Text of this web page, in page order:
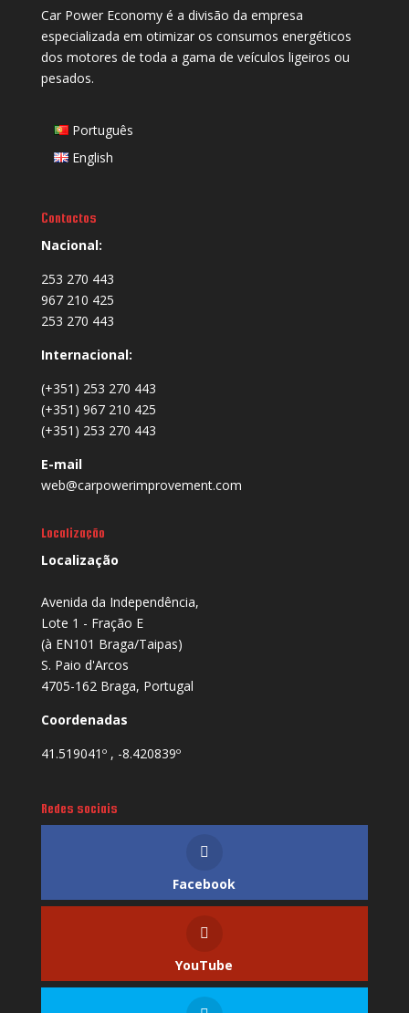
Car Power Economy é a divisão da empresa
especializada em otimizar os consumos energéticos
dos motores de toda a gama de veículos ligeiros ou
pesados.
Português
English
Contactos
Nacional:
253 270 443
967 210 425
253 270 443
Internacional:
(+351) 253 270 443
(+351) 967 210 425
(+351) 253 270 443
E-mail
web@carpowerimprovement.com
Localização
Localização
Avenida da Independência,
Lote 1 - Fração E
(à EN101 Braga/Taipas)
S. Paio d'Arcos
4705-162 Braga, Portugal
Coordenadas
41.519041º , -8.420839º
Redes sociais
Facebook
YouTube